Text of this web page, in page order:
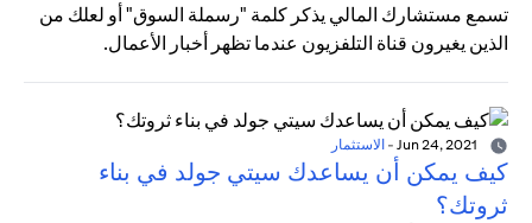
تسمع مستشارك المالي يذكر كلمة "رسملة السوق" أو لعلك من
الذين يغيرون قناة التلفزيون عندما تظهر أخبار الأعمال.
- الاستثمار
كيف يمكن أن يساعدك سيتي جولد في بناء
ثروتك؟